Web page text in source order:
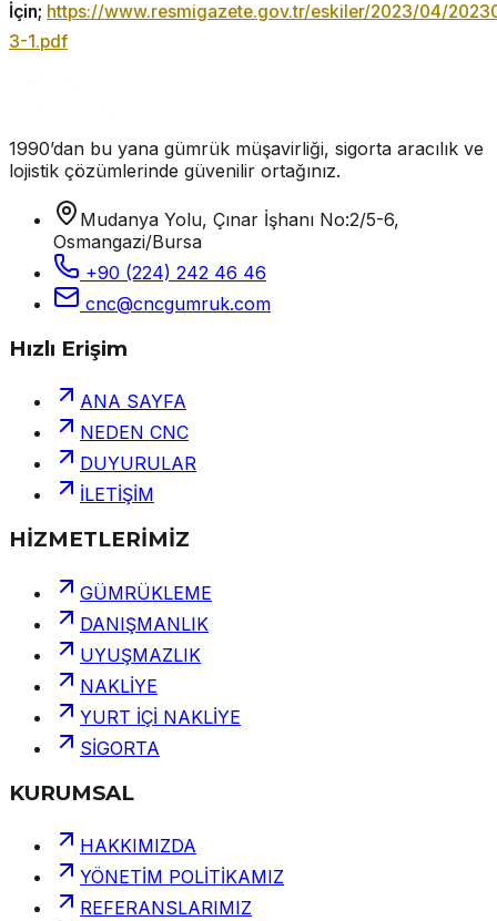
İçin; https://www.resmigazete.gov.tr/eskiler/2023/04/
3-1.pdf
1990’dan bu yana gümrük müşavirliği, sigorta aracılık ve
lojistik çözümlerinde güvenilir ortağınız.
Mudanya Yolu, Çınar İşhanı No:2/5-6,
Osmangazi/Bursa
+90 (224) 242 46 46
cnc@cncgumruk.com
Hızlı Erişim
ANA SAYFA
NEDEN CNC
DUYURULAR
İLETİŞİM
HİZMETLERİMİZ
GÜMRÜKLEME
DANIŞMANLIK
UYUŞMAZLIK
NAKLİYE
YURT İÇİ NAKLİYE
SİGORTA
KURUMSAL
HAKKIMIZDA
YÖNETİM POLİTİKAMIZ
REFERANSLARIMIZ